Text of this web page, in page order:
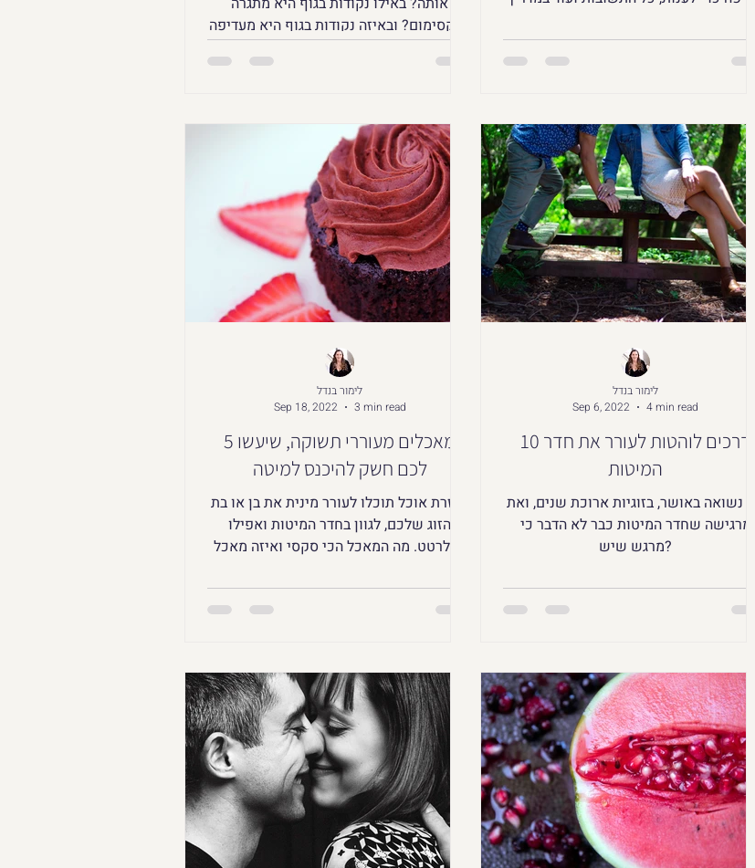
במקסימום? ובאיזה נקודות בגוף היא מעדיפה
שלא ייגעו?
5 מאכלים מעוררי תשוקה, שיעשו
לכם חשק להיכנס למיטה
בעזרת אוכל תוכלו לעורר מינית את בן או בת
הזוג שלכם, לגוון בחדר המיטות ואפילו
לפלרטט. מה המאכל הכי סקסי ואיזה מאכל
לימור בנדל
Sep 18, 2022
3 min read
10 דרכים לוהטות לעורר את חדר
המיטות
את נשואה באושר, בזוגיות ארוכת שנים, ואת
מרגישה שחדר המיטות כבר לא הדבר כי
מרגש שיש?
לימור בנדל
Sep 6, 2022
4 min read